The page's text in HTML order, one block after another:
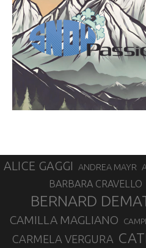
ALICE GAGGI ANDREA MAYR
BARBARA CRAVELLO
BERNARD
CAMILLA MAGLIANO
CARMELA VERGURA